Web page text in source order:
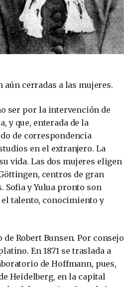
cerradas a las mujeres.
ser por la intervención de
y que, enterada de la
de correspondencia
en el extranjero. La
vida. Las dos mujeres eligen
centros de gran
y Yulua pronto son
talento, conocimiento y
Robert Bunsen. Por consejo
En 1871 se traslada a
de Hoffmann, pues,
Heidelberg, en la capital